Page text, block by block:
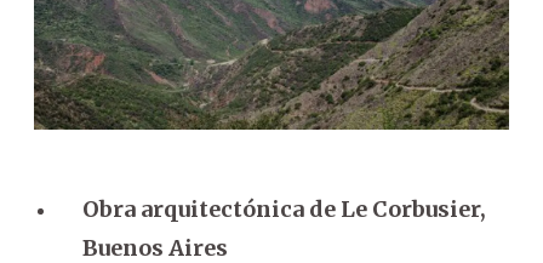
Obra arquitectónica de Le Corbusier,
Buenos Aires